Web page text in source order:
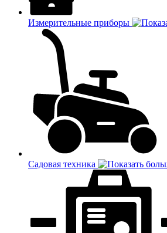
Измерительные приборы
Садовая техника